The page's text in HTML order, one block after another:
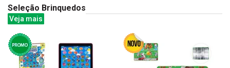
Seleção Brinquedos
Veja mais